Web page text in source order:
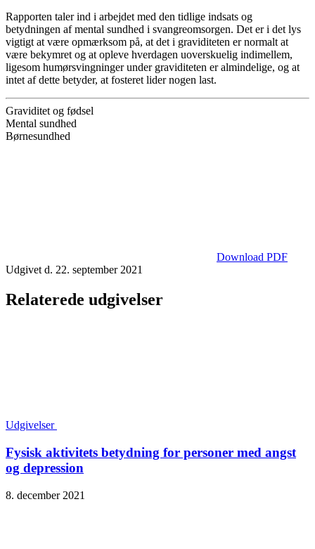
Rapporten taler ind i arbejdet med den tidlige indsats og
betydningen af mental sundhed i svangreomsorgen. Det er i det lys
vigtigt at være opmærksom på, at det i graviditeten er normalt at
være bekymret og at opleve hverdagen uoverskuelig indimellem,
ligesom humørsvingninger under graviditeten er almindelige, og at
intet af dette betyder, at fosteret lider nogen last.
Graviditet og fødsel
Mental sundhed
Børnesundhed
Download PDF
Udgivet d. 22. september 2021
Relaterede udgivelser
Udgivelser
Fysisk aktivitets betydning for personer med angst
og depression
8. december 2021